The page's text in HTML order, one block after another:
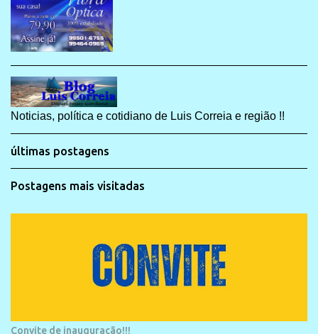
Noticias, política e cotidiano de Luis Correia e região !!
últimas postagens
Postagens mais visitadas
Convite de inauguração!!!